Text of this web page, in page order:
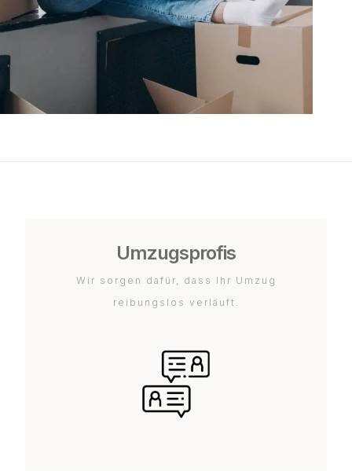
Umzugsprofis
Wir sorgen dafür, dass Ihr Umzug
reibungslos verläuft.